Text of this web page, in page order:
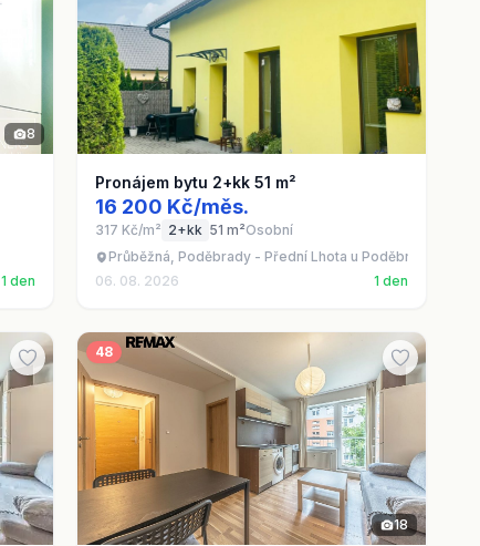
8
1 den
Pronájem bytu 2+kk 51 m²
16 200 Kč/měs.
317 Kč/m² 2+kk 51 m²Osobní
Průběžná, Poděbrady - Přední Lhota u Poděbrad,
06. 08. 2026
1 den
48
18